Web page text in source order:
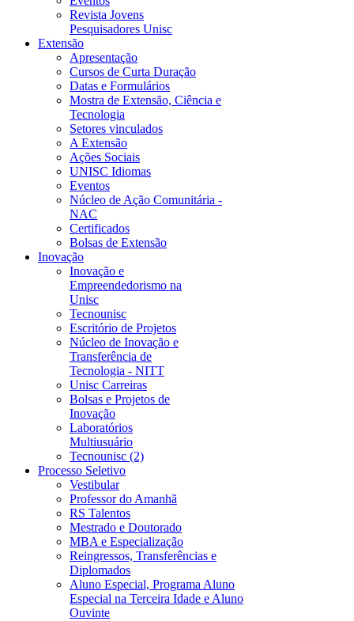
Revista Jovens
Pesquisadores Unisc
Extensão
Apresentação
Cursos de Curta Duração
Datas e Formulários
Mostra de Extensão, Ciência e
Tecnologia
Setores vinculados
A Extensão
Ações Sociais
UNISC Idiomas
Eventos
Núcleo de Ação Comunitária -
NAC
Certificados
Bolsas de Extensão
Inovação
Inovação e
Empreendedorismo na
Unisc
Tecnounisc
Escritório de Projetos
Núcleo de Inovação e
Transferência de
Tecnologia - NITT
Unisc Carreiras
Bolsas e Projetos de
Inovação
Laboratórios
Multiusuário
Tecnounisc (2)
Processo Seletivo
Vestibular
Professor do Amanhã
RS Talentos
Mestrado e Doutorado
MBA e Especialização
Reingressos, Transferências e
Diplomados
Aluno Especial, Programa Aluno
Especial na Terceira Idade e Aluno
Ouvinte